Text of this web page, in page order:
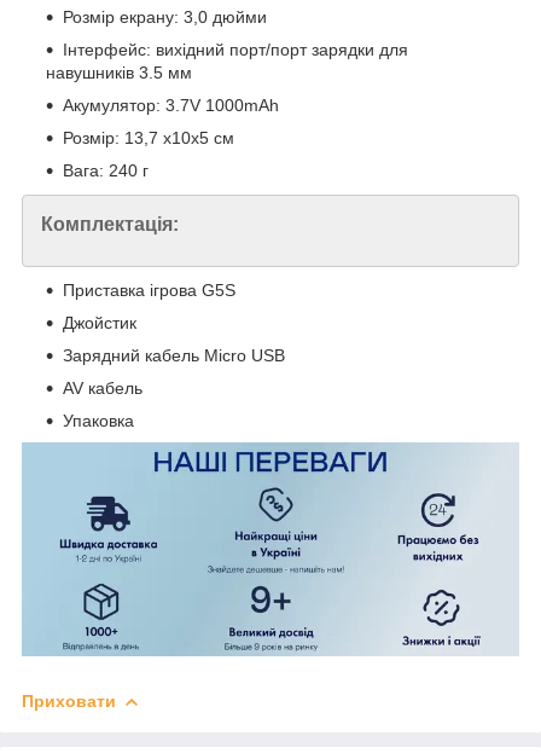
Розмір екрану: 3,0 дюйми
Інтерфейс: вихідний порт/порт зарядки для
навушників 3.5 мм
Акумулятор: 3.7V 1000mAh
Розмір: 13,7 х10х5 см
Вага: 240 г
Комплектація:
Приставка ігрова G5S
Джойстик
Зарядний кабель Micro USB
AV кабель
Упаковка
Приховати